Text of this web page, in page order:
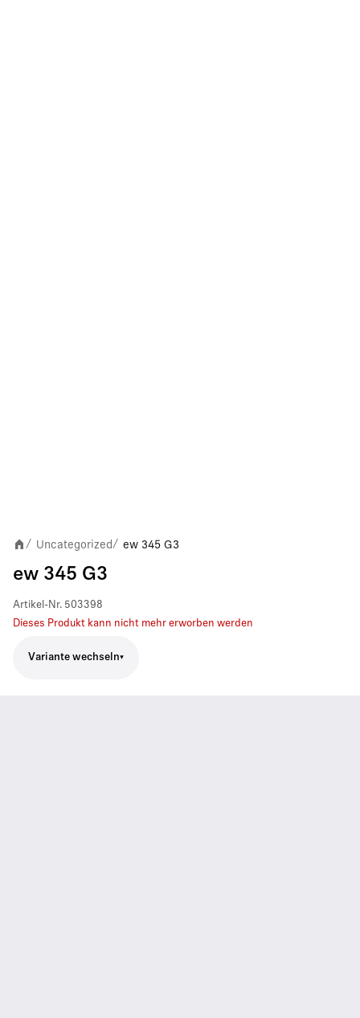
/ Uncategorized/ ew 345 G3
ew 345 G3
Artikel-Nr. 503398
Dieses Produkt kann nicht mehr erworben werden
Variante wechseln